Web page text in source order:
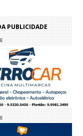
PUBLICIDADE